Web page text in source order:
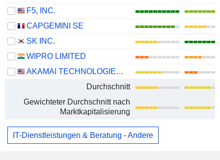
F5, INC.
CAPGEMINI SE
SK INC.
WIPRO LIMITED
AKAMAI TECHNOLOGIES, INC.
Durchschnitt
Gewichteter Durchschnitt nach
Marktkapitalisierung
IT-Dienstleistungen & Beratung - Andere